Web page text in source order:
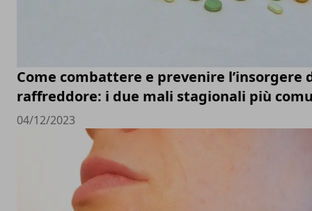
Come combattere e prevenire l’insorgere
raffreddore: i due mali stagionali più
04/12/2023